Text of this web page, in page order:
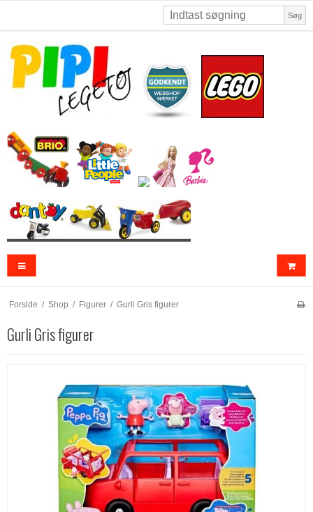
Søg
Forside / Shop / Figurer / Gurli Gris figurer
Gurli Gris figurer